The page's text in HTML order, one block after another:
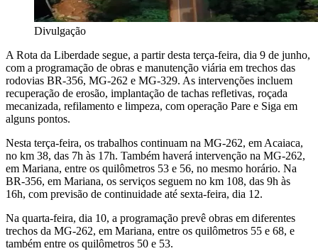
Divulgação
A Rota da Liberdade segue, a partir desta terça-feira, dia 9 de junho,
com a programação de obras e manutenção viária em trechos das
rodovias BR-356, MG-262 e MG-329. As intervenções incluem
recuperação de erosão, implantação de tachas refletivas, roçada
mecanizada, refilamento e limpeza, com operação Pare e Siga em
alguns pontos.
Nesta terça-feira, os trabalhos continuam na MG-262, em Acaiaca,
no km 38, das 7h às 17h. Também haverá intervenção na MG-262,
em Mariana, entre os quilômetros 53 e 56, no mesmo horário. Na
BR-356, em Mariana, os serviços seguem no km 108, das 9h às
16h, com previsão de continuidade até sexta-feira, dia 12.
Na quarta-feira, dia 10, a programação prevê obras em diferentes
trechos da MG-262, em Mariana, entre os quilômetros 55 e 68, e
também entre os quilômetros 50 e 53.